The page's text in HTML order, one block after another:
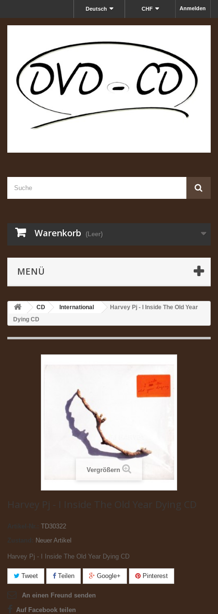
Anmelden
CHF
Deutsch
Warenkorb (Leer)
MENÜ
CD International
Harvey Pj - I Inside The Old Year
Dying CD
Vergrößern
Harvey Pj - I Inside The Old Year Dying CD
Artikel-Nr.:
TD30322
Zustand:
Neuer Artikel
Harvey Pj - I Inside The Old Year Dying CD
Tweet Teilen Google+ Pinterest
An einen Freund senden
Auf Facebook teilen